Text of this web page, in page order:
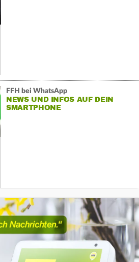
FFH bei WhatsApp
NEWS UND INFOS AUF DEIN
SMARTPHONE